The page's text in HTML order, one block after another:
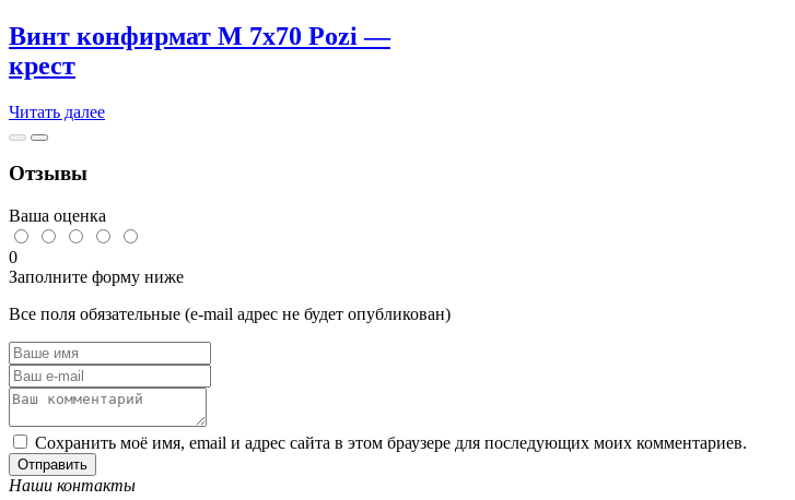
Нех
-
вн.шестигр.
Винт конфирмат М 7х70 Pozi —
крест
Читать далее
Отзывы
Ваша оценка
0
Заполните форму ниже
Все поля обязательные (e-mail адрес не будет опубликован)
Сохранить моё имя, email и адрес сайта в этом браузере для последующих моих комментариев.
Отправить
Наши контакты